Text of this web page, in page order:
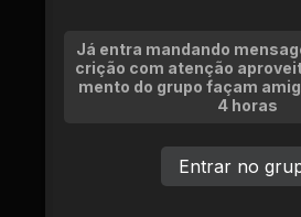
Já entra mandando
crição com atenção
mento do grupo façam
4 horas
Entrar no